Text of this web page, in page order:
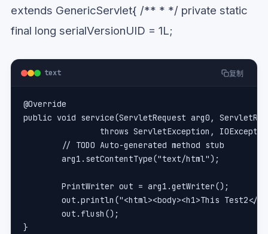
extends GenericServlet{ /** * */ private static
final long serialVersionUID = 1L;
text 复制
@Override
public void service(ServletRequest arg0,
throws ServletException,
	// TODO Auto-generated method stub
	arg1.setContentType("text/html");
	PrintWriter out = arg1.getWriter();
out.println("<html><body><h1>This Test2</
	out.flush();
}